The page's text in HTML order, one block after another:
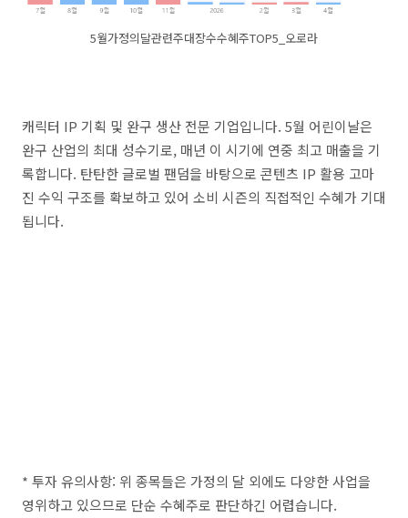
5월가정의달관련주대장수수혜주TOP5_오로라
캐릭터 IP 기획 및 완구 생산 전문 기업입니다. 5월 어린이날은
완구 산업의 최대 성수기로, 매년 이 시기에 연중 최고 매출을 기
록합니다. 탄탄한 글로벌 팬덤을 바탕으로 콘텐츠 IP 활용 고마
진 수익 구조를 확보하고 있어 소비 시즌의 직접적인 수혜가 기대
됩니다.
* 투자 유의사항: 위 종목들은 가정의 달 외에도 다양한 사업을
영위하고 있으므로 단순 수혜주로 판단하긴 어렵습니다.